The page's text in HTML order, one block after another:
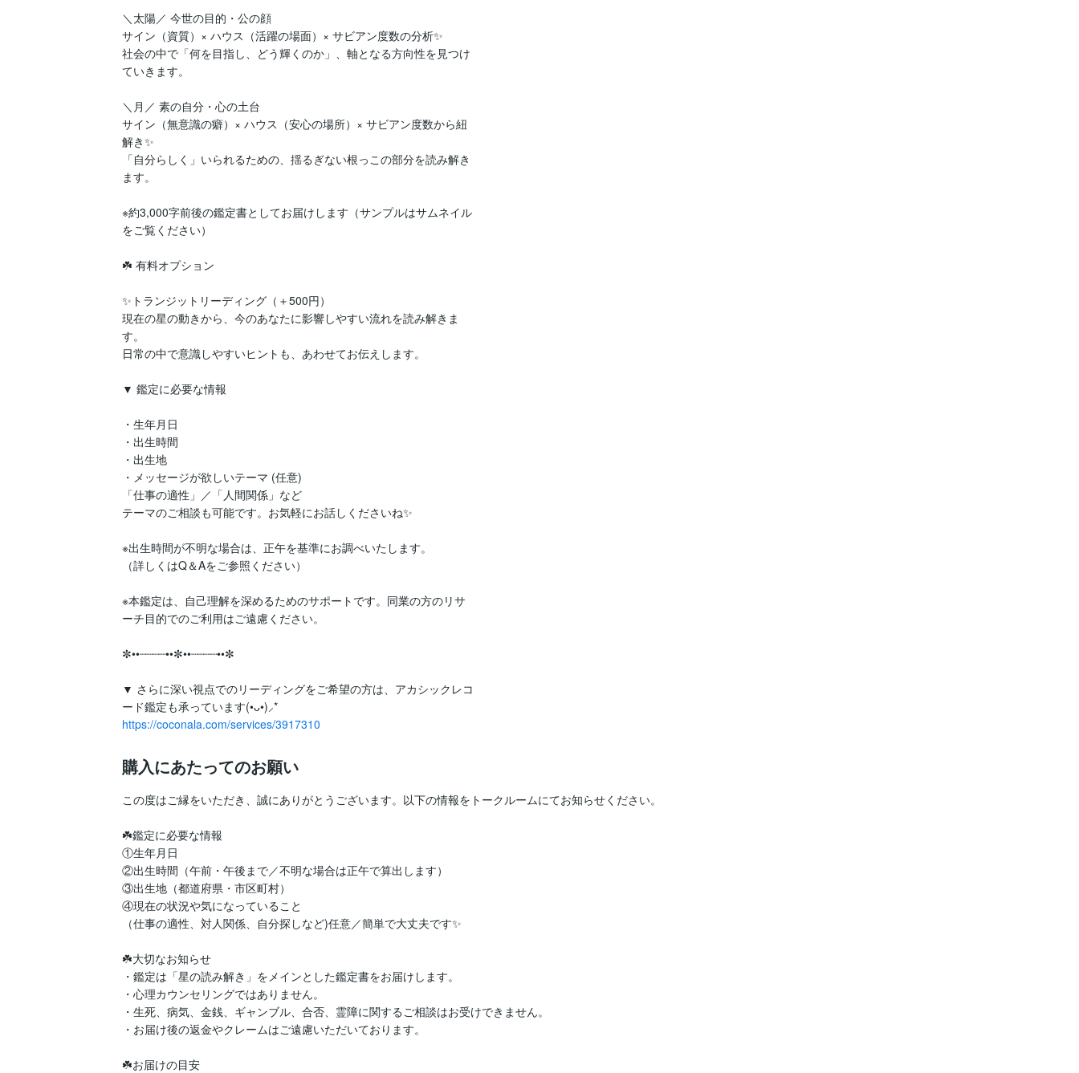
＼太陽／ 今世の目的・公の顔
サイン（資質）× ハウス（活躍の場面）× サビアン度数の分析✨
社会の中で「何を目指し、どう輝くのか」、軸となる方向性を見つけ
ていきます。
＼月／ 素の自分・心の土台
サイン（無意識の癖）× ハウス（安心の場所）× サビアン度数から紐
解き✨
「自分らしく」いられるための、揺るぎない根っこの部分を読み解き
ます。
※約3,000字前後の鑑定書としてお届けします（サンプルはサムネイル
をご覧ください）
☘️ 有料オプション
✨トランジットリーディング（＋500円）
現在の星の動きから、今のあなたに影響しやすい流れを読み解きま
す。
日常の中で意識しやすいヒントも、あわせてお伝えします。
▼ 鑑定に必要な情報
・生年月日
・出生時間
・出生地
・メッセージが欲しいテーマ (任意)
「仕事の適性」／「人間関係」など
テーマのご相談も可能です。お気軽にお話しくださいね✨️
※出生時間が不明な場合は、正午を基準にお調べいたします。
（詳しくはQ＆Aをご参照ください）
※本鑑定は、自己理解を深めるためのサポートです。同業の方のリサ
ーチ目的でのご利用はご遠慮ください。
✼••┈┈┈┈••✼••┈┈┈┈••✼
▼ さらに深い視点でのリーディングをご希望の方は、アカシックレコ
https://coconala.com/services/3917310
購入にあたってのお願い
この度はご縁をいただき、誠にありがとうございます。以下の情報をトークルームにてお知らせください。
​☘️鑑定に必要な情報
①生年月日
②出生時間（午前・午後まで／不明な場合は正午で算出します）
③出生地（都道府県・市区町村）
④現在の状況や気になっていること
（仕事の適性、対人関係、自分探しなど)任意／簡単で大丈夫です✨️
​☘️大切なお知らせ
・鑑定は「星の読み解き」をメインとした鑑定書をお届けします。
・心理カウンセリングではありません。
・生死、病気、金銭、ギャンブル、合否、霊障に関するご相談はお受けできません。
・お届け後の返金やクレームはご遠慮いただいております。
​☘️お届けの目安